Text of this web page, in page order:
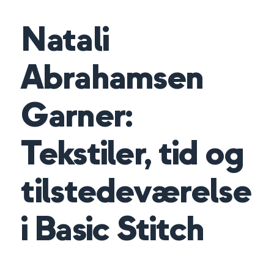
Natali
Abrahamsen
Garner:
Tekstiler, tid og
tilstedeværelse
i Basic Stitch